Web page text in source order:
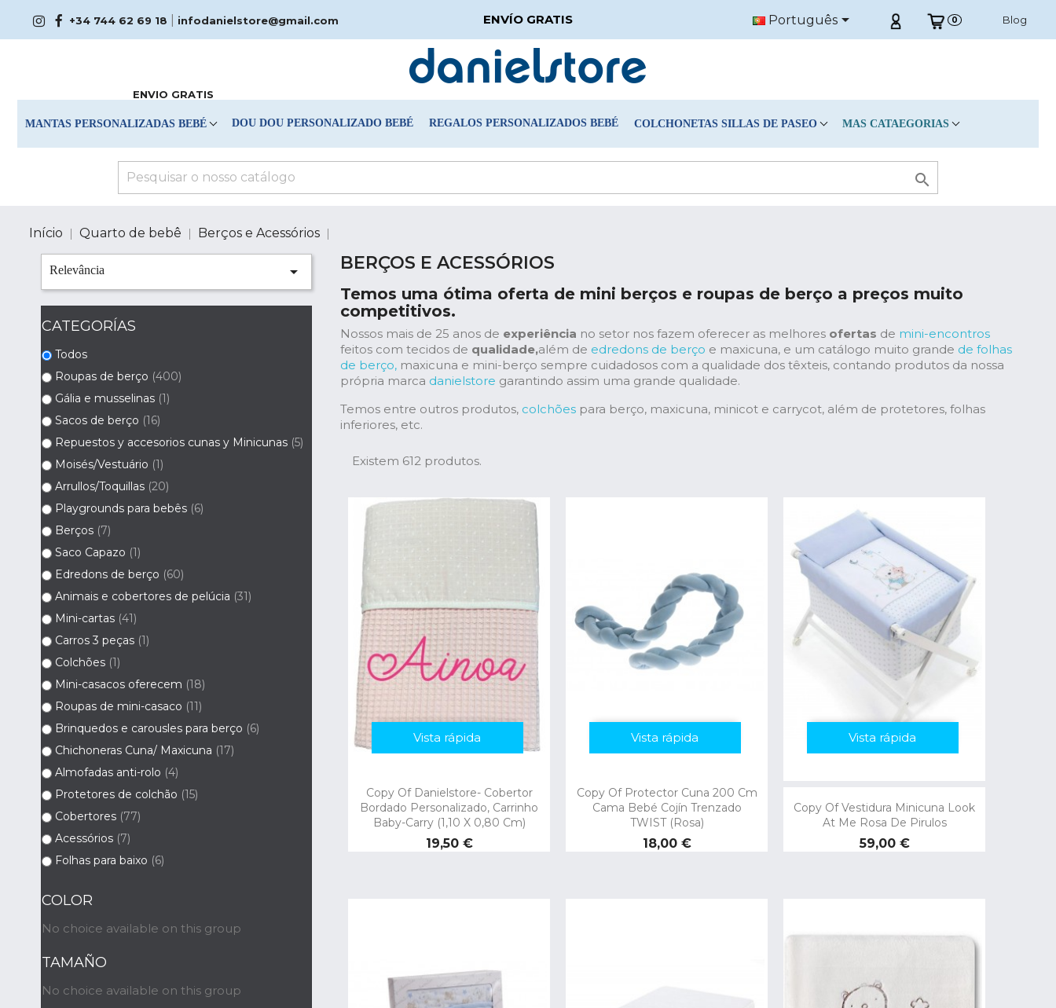
+34 744 62 69 18 infodanielstore@gmail.com ENVÍO GRATIS Português 0 Blog
ENVIO GRATIS
MANTAS PERSONALIZADAS BEBÉ DOU DOU PERSONALIZADO BEBÉ REGALOS PERSONALIZADOS BEBÉ COLCHONETAS SILLAS DE PASEO MAS CATAEGORIAS

Início Quarto de bebê Berços e Acessórios
Relevância 
CATEGORÍAS
Todos
Roupas de berço (400)
Gália e musselinas (1)
Sacos de berço (16)
Repuestos y accesorios cunas y Minicunas (5)
Moisés/Vestuário (1)
Arrullos/Toquillas (20)
Playgrounds para bebês (6)
Berços (7)
Saco Capazo (1)
Edredons de berço (60)
Animais e cobertores de pelúcia (31)
Mini-cartas (41)
Carros 3 peças (1)
Colchões (1)
Mini-casacos oferecem (18)
Roupas de mini-casaco (11)
Brinquedos e carousles para berço (6)
Chichoneras Cuna/ Maxicuna (17)
Almofadas anti-rolo (4)
Protetores de colchão (15)
Cobertores (77)
Acessórios (7)
Folhas para baixo (6)
COLOR
No choice available on this group
TAMAÑO
No choice available on this group
BERÇOS E ACESSÓRIOS
Temos uma ótima oferta de mini berços e roupas de berço a preços muito
competitivos.
Nossos mais de 25 anos de experiência no setor nos fazem oferecer as melhores ofertas de mini-encontros
feitos com tecidos de qualidade,além de edredons de berço e maxicuna, e um catálogo muito grande de folhas
de berço, maxicuna e mini-berço sempre cuidadosos com a qualidade dos têxteis, contando produtos da nossa
própria marca danielstore garantindo assim uma grande qualidade.
Temos entre outros produtos, colchões para berço, maxicuna, minicot e carrycot, além de protetores, folhas
inferiores, etc.
Existem 612 produtos.
Copy Of Danielstore- Cobertor
Bordado Personalizado, Carrinho
Baby-Carry (1,10 X 0,80 Cm)
Preço
19,50 €
Vista rápida
Copy Of Protector Cuna 200 Cm
Cama Bebé Cojín Trenzado
TWIST (Rosa)
Preço
18,00 €
Vista rápida
Copy Of Vestidura Minicuna Look
At Me Rosa De Pirulos
Preço
59,00 €
Vista rápida